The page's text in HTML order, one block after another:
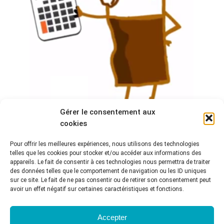
Gérer le consentement aux
cookies
Pour offrir les meilleures expériences, nous utilisons des technologies
telles que les cookies pour stocker et/ou accéder aux informations des
appareils. Le fait de consentir à ces technologies nous permettra de traiter
des données telles que le comportement de navigation ou les ID uniques
sur ce site. Le fait de ne pas consentir ou de retirer son consentement peut
avoir un effet négatif sur certaines caractéristiques et fonctions.
Accepter
SEMAINE 5 DU MOOC « BIEN ARCHIVER »,
SAISON 3. PROGRAMME
MOOC,MOOC Bien archiver ParCR2PA 25 octobre 2016
Voici le programme de la semaine 5 du MOOC « Bien
3e session, intitulée « Comment? Méthodes
documentaires et archivistiques » Posez des